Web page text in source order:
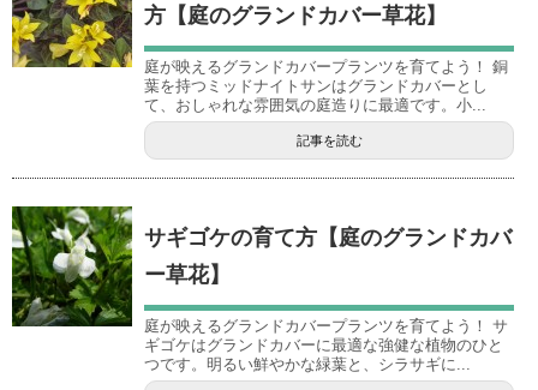
方【庭のグランドカバー草花】
庭が映えるグランドカバープランツを育てよう！ 銅
葉を持つミッドナイトサンはグランドカバーとし
て、おしゃれな雰囲気の庭造りに最適です。小...
記事を読む
サギゴケの育て方【庭のグランドカバ
ー草花】
庭が映えるグランドカバープランツを育てよう！ サ
ギゴケはグランドカバーに最適な強健な植物のひと
つです。明るい鮮やかな緑葉と、シラサギに...